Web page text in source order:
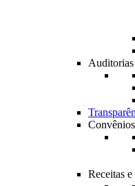
Auditorias
Receitas e